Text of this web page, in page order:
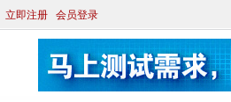
立即注册 会员登录